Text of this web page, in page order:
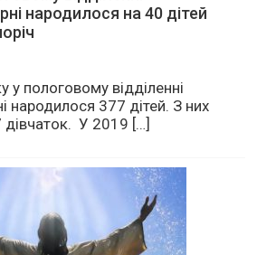
народилося на 40 дітей
пологовому відділенні
народилося 377 дітей. З них
дівчаток. У 2019 […]